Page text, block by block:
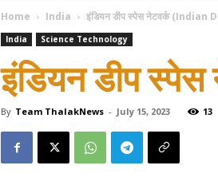
Home India इंडियन डीप स्पेस नेटवर्क
India Science Technology
इंडियन डीप स्पेस
By Team ThalakNews - July 15, 2023 13